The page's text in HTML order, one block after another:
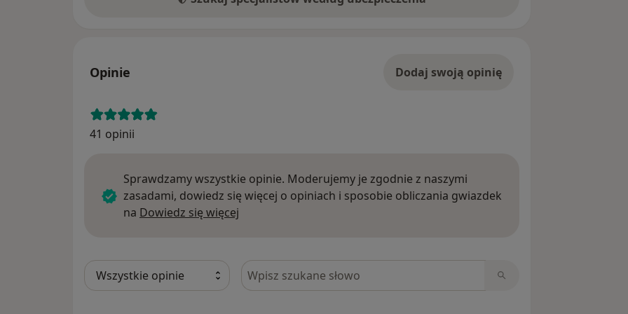
SZYBKIEGO CZYTANIA I METOD EFEKTYWNEGO UCZENIA SIĘ w Europejskim
wyróżnienie – MEDAL ZA CHLUBNE STUDIA.
Opinie Dodaj swoją opinię
41 opinii
Sprawdzamy wszystkie opinie. Moderujemy je zgodnie z naszymi
zasadami, dowiedz się więcej o opiniach i sposobie obliczania gwiazdek
na Dowiedz się więcej
Szukaj w opiniach